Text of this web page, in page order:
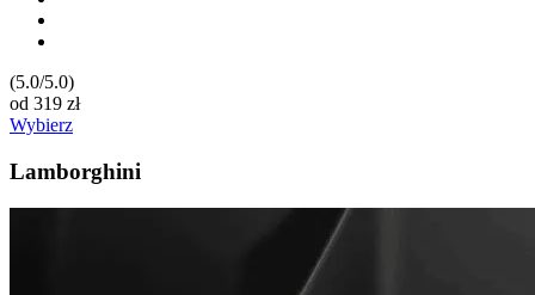
(5.0/5.0)
od 319 zł
Wybierz
Lamborghini